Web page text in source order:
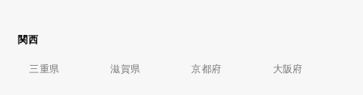
関西
三重県 滋賀県 京都府 大阪府